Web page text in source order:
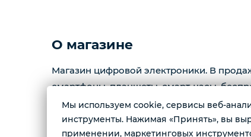
О магазине
Магазин цифровой электроники. В
смартфоны, планшеты, смарт-часы,
приставки, колонки, видеокарты,
Мы используем cookie, сервисы веб-
инструменты. Нажимая «Принять», вы
применении, маркетинговых